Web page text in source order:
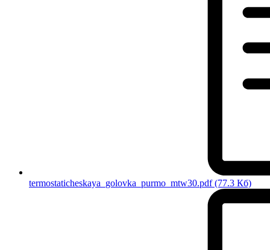
termostaticheskaya_golovka_purmo_mtw30.pdf(77.3 Кб)